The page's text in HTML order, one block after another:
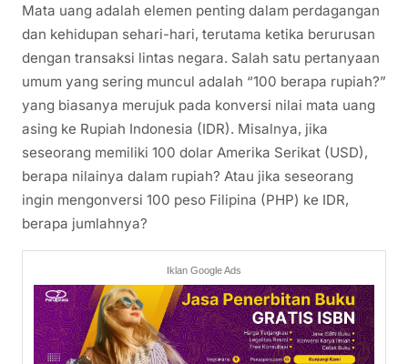
Mata uang adalah elemen penting dalam perdagangan
dan kehidupan sehari-hari, terutama ketika berurusan
dengan transaksi lintas negara. Salah satu pertanyaan
umum yang sering muncul adalah “100 berapa rupiah?”
yang biasanya merujuk pada konversi nilai mata uang
asing ke Rupiah Indonesia (IDR). Misalnya, jika
seseorang memiliki 100 dolar Amerika Serikat (USD),
berapa nilainya dalam rupiah? Atau jika seseorang
ingin mengonversi 100 peso Filipina (PHP) ke IDR,
berapa jumlahnya?
Iklan Google Ads